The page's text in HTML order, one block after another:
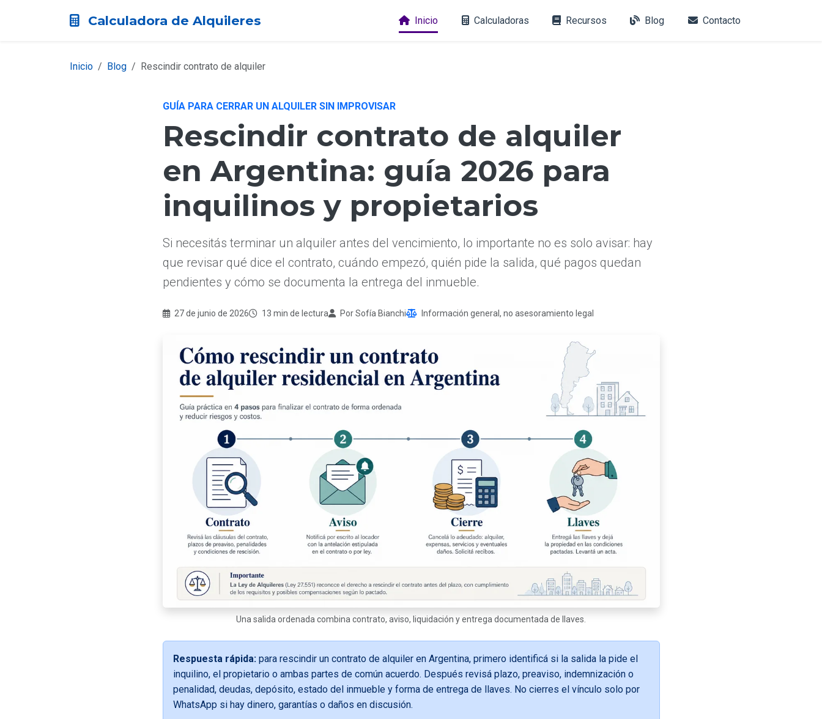
Calculadora de Alquileres Inicio Calculadoras Recursos Blog Contacto
Inicio Blog Rescindir contrato de alquiler
GUÍA PARA CERRAR UN ALQUILER SIN IMPROVISAR
Rescindir contrato de alquiler
en Argentina: guía 2026 para
inquilinos y propietarios
Si necesitás terminar un alquiler antes del vencimiento, lo importante no es solo avisar: hay
que revisar qué dice el contrato, cuándo empezó, quién pide la salida, qué pagos quedan
pendientes y cómo se documenta la entrega del inmueble.
27 de junio de 2026 13 min de lectura Por Sofía Bianchi Información general, no asesoramiento legal
Una salida ordenada combina contrato, aviso, liquidación y entrega documentada de llaves.
Respuesta rápida: para rescindir un contrato de alquiler en Argentina, primero identificá si la salida la pide el
inquilino, el propietario o ambas partes de común acuerdo. Después revisá plazo, preaviso, indemnización o
penalidad, deudas, depósito, estado del inmueble y forma de entrega de llaves. No cierres el vínculo solo por
WhatsApp si hay dinero, garantías o daños en discusión.